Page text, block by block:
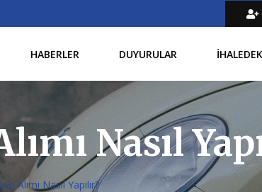
HABERLER DUYURULAR
Nasıl
Alımı Nasıl Yapılır?